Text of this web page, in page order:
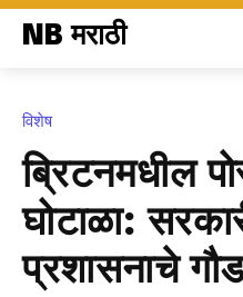
NB मराठी
विशेष
ब्रिटनमधील
घोटाळा:
प्रशासनाचे